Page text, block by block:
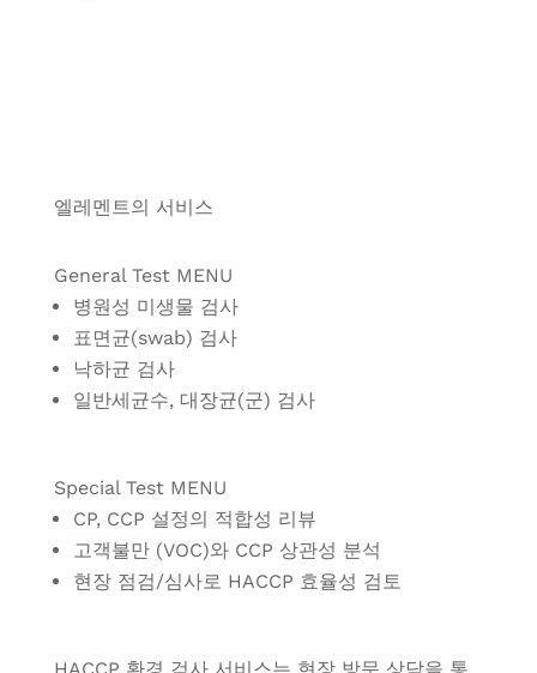
엘레멘트의 서비스
General Test MENU
병원성 미생물 검사
표면균(swab) 검사
낙하균 검사
일반세균수, 대장균(군) 검사
Special Test MENU
CP, CCP 설정의 적합성 리뷰
고객불만 (VOC)와 CCP 상관성 분석
현장 점검/심사로 HACCP 효율성 검토
HACCP 환경 검사 서비스는 현장 방문 상담을 통